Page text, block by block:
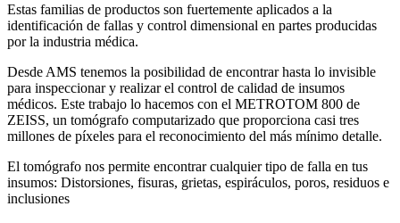
Estas familias de productos son fuertemente aplicados a la
identificación de fallas y control dimensional en partes producidas
por la industria médica.
Desde AMS tenemos la posibilidad de encontrar hasta lo invisible
para inspeccionar y realizar el control de calidad de insumos
médicos. Este trabajo lo hacemos con el METROTOM 800 de
ZEISS, un tomógrafo computarizado que proporciona casi tres
millones de píxeles para el reconocimiento del más mínimo detalle.
El tomógrafo nos permite encontrar cualquier tipo de falla en tus
insumos: Distorsiones, fisuras, grietas, espiráculos, poros, residuos e
inclusiones